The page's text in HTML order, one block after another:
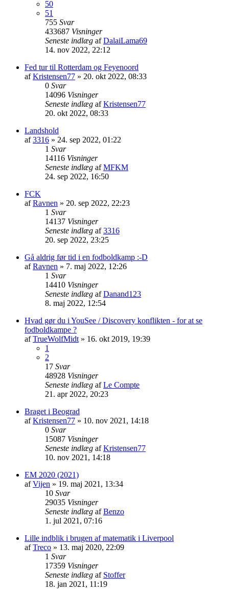
50
51
755 Svar
433687 Visninger
Seneste indlæg afDalaiLama69
14. nov 2022, 22:12
Fed tur til Rotterdam og Feyenoord
afKristensen77 » 20. okt 2022, 08:33
0 Svar
14096 Visninger
Seneste indlæg afKristensen77
20. okt 2022, 08:33
Landshold
af3316 » 24. sep 2022, 01:22
1 Svar
14116 Visninger
Seneste indlæg afMFKM
24. sep 2022, 16:50
FCK
afRavnen » 20. sep 2022, 22:23
1 Svar
14137 Visninger
Seneste indlæg af3316
20. sep 2022, 23:25
Gå aldrig før tid i en fodboldkamp :-D
afRavnen » 7. maj 2022, 12:26
1 Svar
14410 Visninger
Seneste indlæg afDanand123
8. maj 2022, 12:54
Hvad gør du i YouSee / Discovery konflikten - for at se
fodboldkampe ?
afTrueWolfMidt » 16. okt 2019, 19:39
1
2
17 Svar
48928 Visninger
Seneste indlæg afLe Compte
21. apr 2022, 20:23
Braget i Beograd
afKristensen77 » 10. nov 2021, 14:18
0 Svar
15087 Visninger
Seneste indlæg afKristensen77
10. nov 2021, 14:18
EM 2020 (2021)
afVijen » 19. maj 2021, 13:34
10 Svar
29035 Visninger
Seneste indlæg afBenzo
1. jul 2021, 07:16
Lille indblik i brugen af matematik i Liverpool
afTreco » 13. maj 2020, 22:09
1 Svar
17359 Visninger
Seneste indlæg af Stoffer
18. jan 2021, 11:19